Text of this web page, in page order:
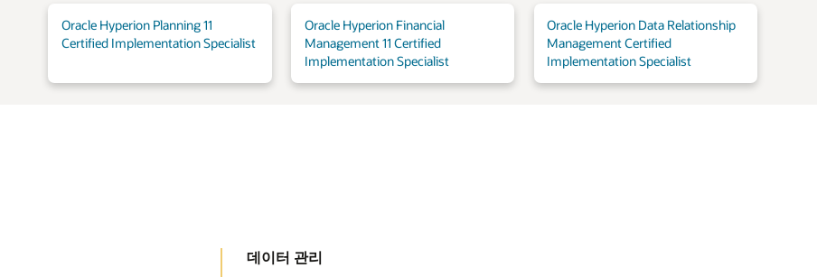
Oracle Hyperion Planning 11
Certified Implementation Specialist
Oracle Hyperion Financial
Management 11 Certified
Implementation Specialist
Oracle Hyperion Data Relationship
Management Certified
Implementation Specialist
데이터 관리